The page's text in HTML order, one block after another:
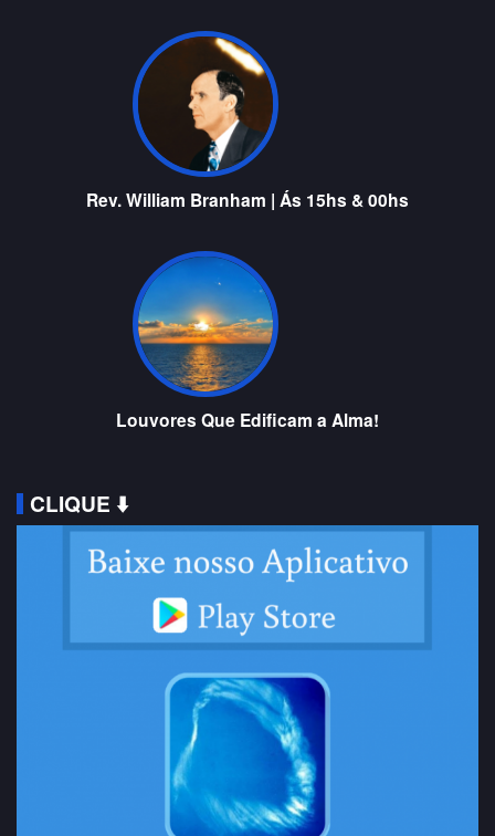
Rev. William Branham | Ás 15hs & 00hs
Louvores Que Edificam a Alma!
CLIQUE ⬇️